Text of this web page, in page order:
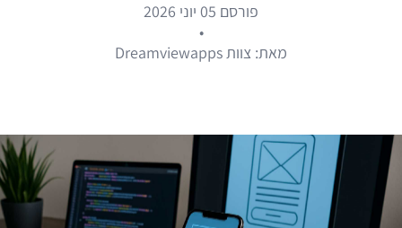
פורסם 05 יוני 2026
•
מאת: צוות Dreamviewapps